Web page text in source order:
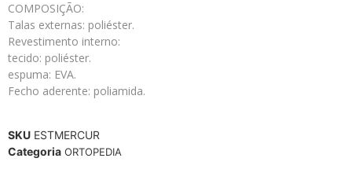
COMPOSIÇÃO:
Talas externas: poliéster.
Revestimento interno:
tecido: poliéster.
espuma: EVA.
Fecho aderente: poliamida.
SKU ESTMERCUR
Categoria ORTOPEDIA